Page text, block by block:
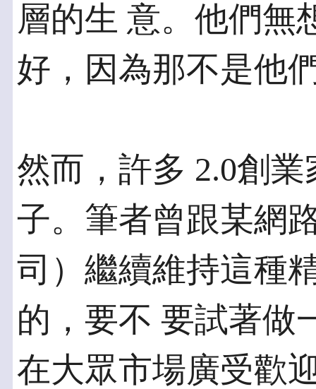
層的生 意。他們無
好，因為那不是他
然而，許多 2.0創
子。筆者曾跟某網
司）繼續維持這種
的，要不 要試著做
在大眾市場廣受歡